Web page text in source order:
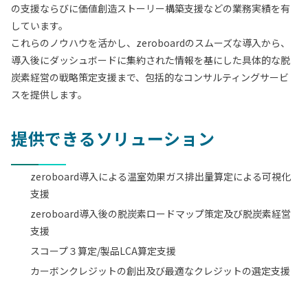
の支援ならびに価値創造ストーリー構築支援などの業務実績を有
しています。
これらのノウハウを活かし、zeroboardのスムーズな導入から、
導入後にダッシュボードに集約された情報を基にした具体的な脱
炭素経営の戦略策定支援まで、包括的なコンサルティングサービ
スを提供します。
提供できるソリューション
zeroboard導入による温室効果ガス排出量算定による可視化
支援
zeroboard導入後の脱炭素ロードマップ策定及び脱炭素経営
支援
スコープ３算定/製品LCA算定支援
カーボンクレジットの創出及び最適なクレジットの選定支援